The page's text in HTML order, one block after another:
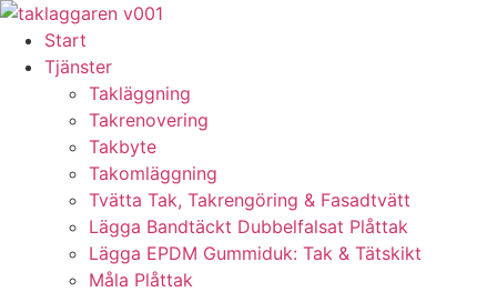
Skip
content
Start
Tjänster
Takläggning
Takrenovering
Takbyte
Takomläggning
Tvätta Tak, Takrengöring & Fasadtvätt
Lägga Bandtäckt Dubbelfalsat Plåttak
Lägga EPDM Gummiduk: Tak & Tätskikt
Måla Plåttak